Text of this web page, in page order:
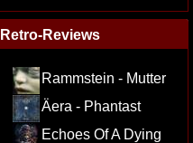
Retro-Reviews
Rammstein - Mutter
Äera - Phantast
Echoes Of A Dying